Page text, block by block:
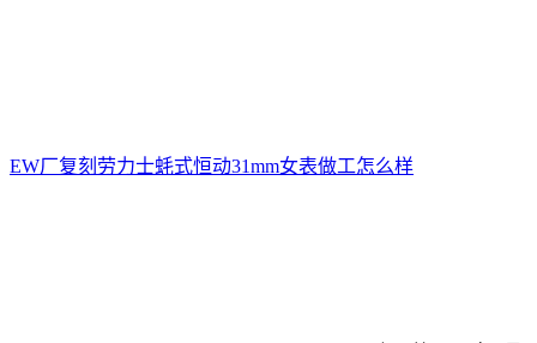
EW厂复刻劳力士蚝式恒动31mm女表做工怎么样